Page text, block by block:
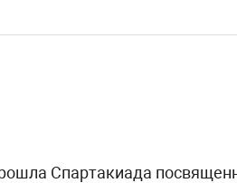
Спартакиада